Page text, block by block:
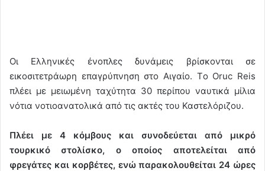
Οι Ελληνικές ένοπλες δυνάμεις βρίσκονται σε
εικοσιτετράωρη επαγρύπνηση στο Αιγαίο. Tο Oruc Reis
πλέει με μειωμένη ταχύτητα 30 περίπου ναυτικά μίλια
νότια νοτιοανατολικά από τις ακτές του Καστελόριζου.
Πλέει με 4 κόμβους και συνοδεύεται από μικρό
τουρκικό στολίσκο, ο οποίος αποτελείται από
φρεγάτες και κορβέτες, ενώ παρακολουθείται 24 ώρες